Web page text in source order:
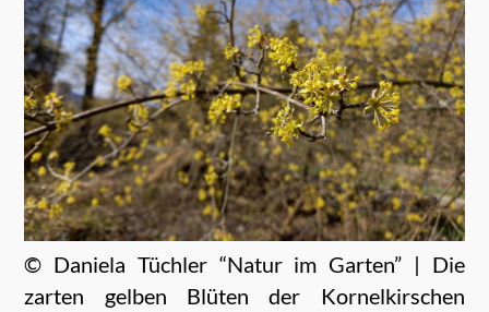
© Daniela Tüchler “Natur im Garten” | Die
zarten gelben Blüten der Kornelkirschen